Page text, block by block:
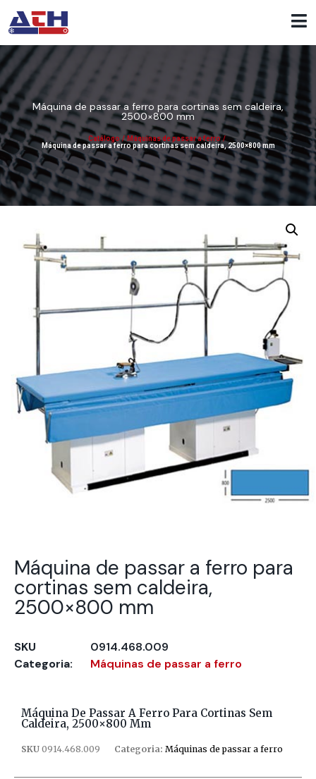
Máquina de passar a ferro para cortinas sem caldeira,
2500×800 mm
Catálogo / Máquinas de passar a ferro /
Máquina de passar a ferro para cortinas sem caldeira, 2500×800 mm
Máquina de passar a ferro para
cortinas sem caldeira,
2500×800 mm
SKU
0914.468.009
Categoria:
Máquinas de passar a ferro
Máquina De Passar A Ferro Para Cortinas Sem
Caldeira, 2500×800 Mm
SKU 0914.468.009 Categoria: Máquinas de passar a ferro